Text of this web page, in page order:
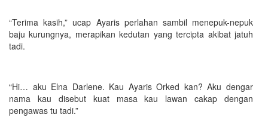
“Terima kasih,” ucap Ayaris perlahan sambil menepuk-nepuk
baju kurungnya, merapikan kedutan yang tercipta akibat jatuh
tadi.
“Hi… aku Elna Darlene. Kau Ayaris Orked kan? Aku dengar
nama kau disebut kuat masa kau lawan cakap dengan
pengawas tu tadi.”